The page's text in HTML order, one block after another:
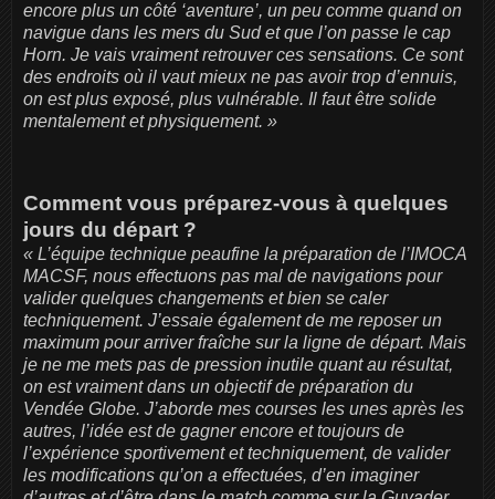
encore plus un côté ‘aventure’, un peu comme quand on
navigue dans les mers du Sud et que l’on passe le cap
Horn. Je vais vraiment retrouver ces sensations. Ce sont
des endroits où il vaut mieux ne pas avoir trop d’ennuis,
on est plus exposé, plus vulnérable. Il faut être solide
mentalement et physiquement. »
Comment vous préparez-vous à quelques
jours du départ ?
« L’équipe technique peaufine la préparation de l’IMOCA
MACSF, nous effectuons pas mal de navigations pour
valider quelques changements et bien se caler
techniquement. J’essaie également de me reposer un
maximum pour arriver fraîche sur la ligne de départ. Mais
je ne me mets pas de pression inutile quant au résultat,
on est vraiment dans un objectif de préparation du
Vendée Globe. J’aborde mes courses les unes après les
autres, l’idée est de gagner encore et toujours de
l’expérience sportivement et techniquement, de valider
les modifications qu’on a effectuées, d’en imaginer